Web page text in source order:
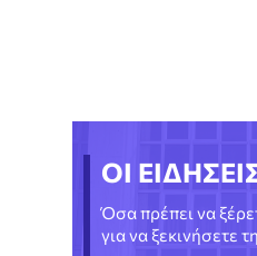
ΟΙ
Όσα πρέπει να
για να ξεκινήσετε